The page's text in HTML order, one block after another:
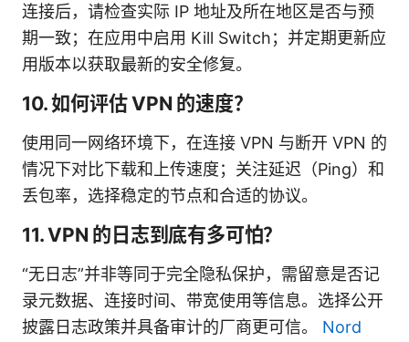
连接后，请检查实际 IP 地址及所在地区是否与预
期一致；在应用中启用 Kill Switch；并定期更新应
用版本以获取最新的安全修复。
10. 如何评估 VPN 的速度？
使用同一网络环境下，在连接 VPN 与断开 VPN 的
情况下对比下载和上传速度；关注延迟（Ping）和
丢包率，选择稳定的节点和合适的协议。
11. VPN 的日志到底有多可怕？
“无日志”并非等同于完全隐私保护，需留意是否记
录元数据、连接时间、带宽使用等信息。选择公开
披露日志政策并具备审计的厂商更可信。 Nord